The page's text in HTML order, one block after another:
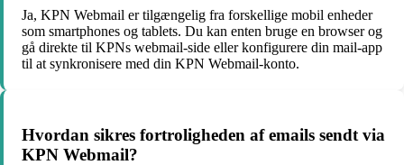
Ja, KPN Webmail er tilgængelig fra forskellige mobil enheder
som smartphones og tablets. Du kan enten bruge en browser og
gå direkte til KPNs webmail-side eller konfigurere din mail-app
til at synkronisere med din KPN Webmail-konto.
Hvordan sikres fortroligheden af emails sendt via
KPN Webmail?